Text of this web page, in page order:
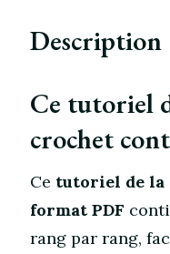
Description
Ce tutoriel
crochet
Ce tutoriel de la
format PDF
rang par rang,